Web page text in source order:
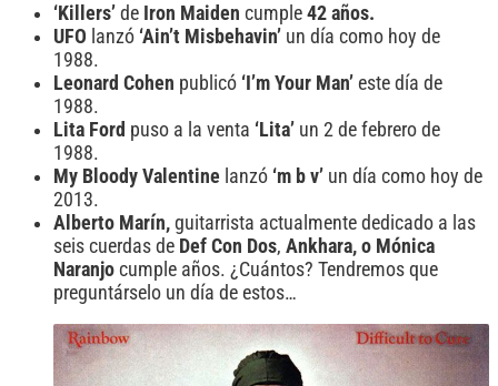
‘Killers’ de Iron Maiden cumple 42 años.
UFO lanzó ‘Ain’t Misbehavin’ un día como hoy de
1988.
Leonard Cohen publicó ‘I’m Your Man’ este día de
1988.
Lita Ford puso a la venta ‘Lita’ un 2 de febrero de
1988.
My Bloody Valentine lanzó ‘m b v’ un día como hoy de
2013.
Alberto Marín, guitarrista actualmente dedicado a las
seis cuerdas de Def Con Dos, Ankhara, o Mónica
Naranjo cumple años. ¿Cuántos? Tendremos que
preguntárselo un día de estos…